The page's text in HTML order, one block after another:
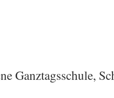
Ganztagsschule,